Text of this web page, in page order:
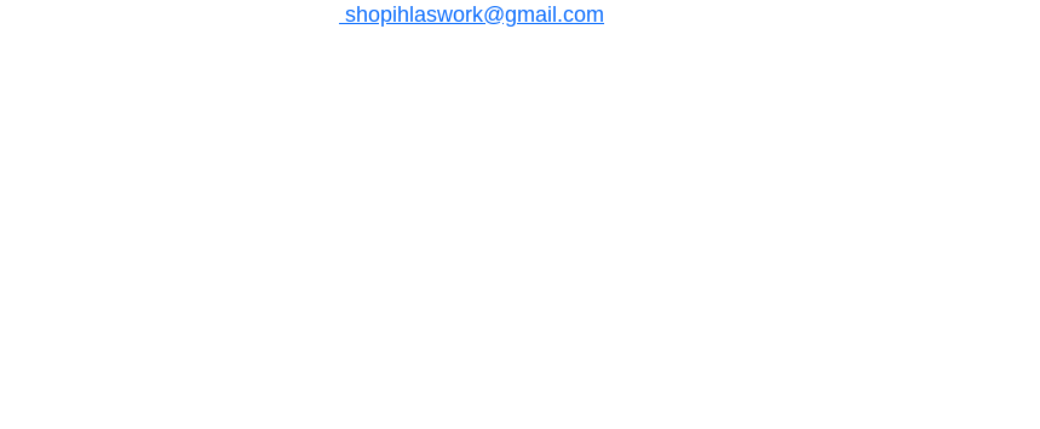
shopihlaswork@gmail.com